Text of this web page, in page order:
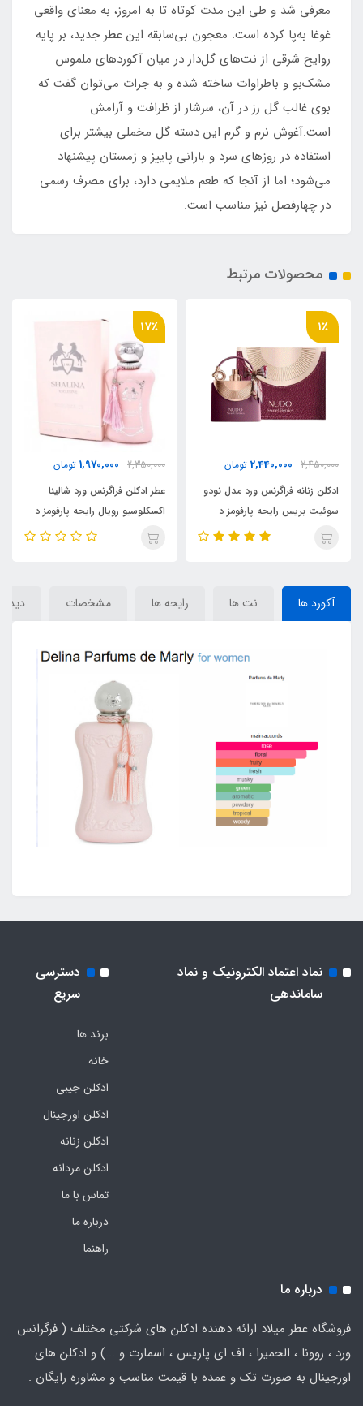
معرفی شد و طی این مدت کوتاه تا به امروز، به معنای واقعی
غوغا به‌پا کرده است. معجون بی‌سابقه این عطر جدید، بر پایه
روایح شرقی از نت‌های گل‌دار در میان آکوردهای ملموس
مشک‌بو و باطراوات ساخته شده و به جرات می‌توان گفت که
بوی غالب گل رز در آن، سرشار از ظرافت و آرامش
است.آغوش نرم و گرم این دسته گل مخملی بیشتر برای
استفاده در روزهای سرد و بارانی پاییز و زمستان پیشنهاد
می‌شود؛ اما از آنجا که طعم ملایمی دارد، برای مصرف رسمی
در چهارفصل نیز مناسب است.
محصولات مرتبط
17٪
2,350,000
1,970,000 تومان
عطر ادکلن فراگرنس ورد شالینا
اکسکلوسیو رویال رایحه پارفومز د
مارلی دلینا (Shalina )parfums
1٪
2,450,000
2,440,000 تومان
ادکلن زنانه فراگرنس ورد مدل نودو
سوئیت بریس رایحه پارفومز د
مارلی دلینا (Nudo) Parfums de
آکورد ها نت ها رایحه ها مشخصات
نماد اعتماد الکترونیک و نماد
ساماندهی
دسترسی
سریع
برند ها
خانه
ادکلن جیبی
ادکلن اورجینال
ادکلن زنانه
ادکلن مردانه
تماس با ما
درباره ما
راهنما
درباره ما
فروشگاه عطر میلاد ارائه دهنده ادکلن های شرکتی مختلف ( فرگرانس
ورد ، روونا ، الحمیرا ، اف ای پاریس ، اسمارت و ...) و ادکلن های
اورجینال به صورت تک و عمده با قیمت مناسب و مشاوره رایگان .